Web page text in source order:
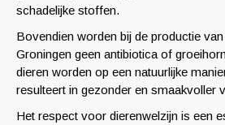
schadelijke stoffen.
Bovendien worden bij de productie
Groningen geen antibiotica of
dieren worden op een natuurlijke
resulteert in gezonder en smaakvoller
Het respect voor dierenwelzijn is een